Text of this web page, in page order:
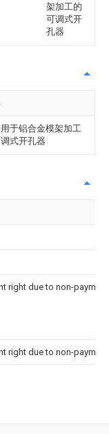
架加工的
可调式开
孔器
于铝合金模架加工
式开孔器
right due to non-
right due to non-